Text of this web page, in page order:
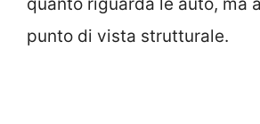
quanto riguarda le auto, ma
punto di vista strutturale.